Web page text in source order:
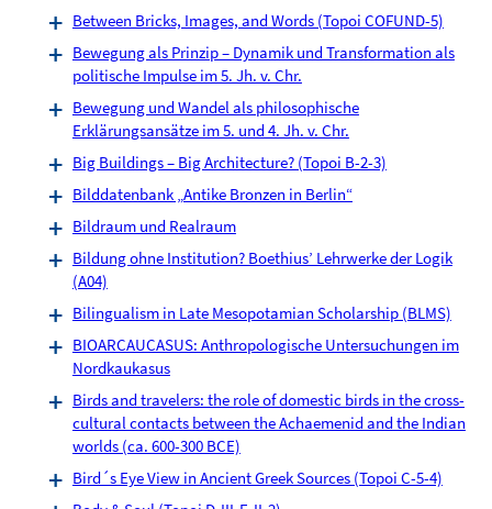
Between Bricks, Images, and Words (Topoi COFUND-5)
Bewegung als Prinzip – Dynamik und Transformation als
politische Impulse im 5. Jh. v. Chr.
Bewegung und Wandel als philosophische
Erklärungsansätze im 5. und 4. Jh. v. Chr.
Big Buildings – Big Architecture? (Topoi B-2-3)
Bilddatenbank „Antike Bronzen in Berlin“
Bildraum und Realraum
Bildung ohne Institution? Boethius’ Lehrwerke der Logik
(A04)
Bilingualism in Late Mesopotamian Scholarship (BLMS)
BIOARCAUCASUS: Anthropologische Untersuchungen im
Nordkaukasus
Birds and travelers: the role of domestic birds in the cross-
cultural contacts between the Achaemenid and the Indian
worlds (ca. 600-300 BCE)
Bird´s Eye View in Ancient Greek Sources (Topoi C-5-4)